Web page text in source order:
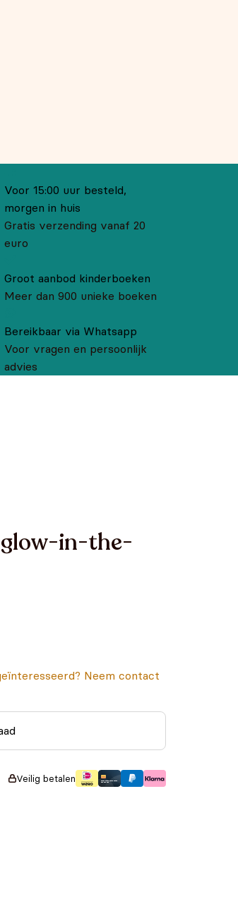
Voor 15:00 uur besteld,
morgen in huis
Gratis verzending vanaf 20
euro
Groot aanbod kinderboeken
Meer dan 900 unieke boeken
Bereikbaar via Whatsapp
Voor vragen en persoonlijk
advies
glow-in-the-
Neem contact
Veilig betalen